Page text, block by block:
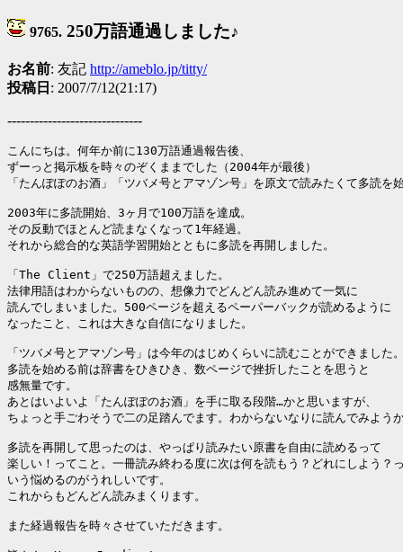
9765. 250万語通過しました♪
お名前: 友記 http://ameblo.jp/titty/
投稿日 : 2007/7/12(21:17)
------------------------------
こんにちは。何年か前に130万語通過報告後、
ずーっと掲示板を時々のぞくままでした（2004年が最後）
「たんぽぽのお酒」「ツバメ号とアマゾン号」を原文で読みたくて多読を
2003年に多読開始、3ヶ月で100万語を達成。
その反動でほとんど読まなくなって1年経過。
それから総合的な英語学習開始とともに多読を再開しました。
「The Client」で250万語超えました。
法律用語はわからないものの、想像力でどんどん読み進めて一気に
読んでしまいました。500ページを超えるペーパーバックが読めるように
なったこと、これは大きな自信になりました。
「ツバメ号とアマゾン号」は今年のはじめくらいに読むことができました
多読を始める前は辞書をひきひき、数ページで挫折したことを思うと
感無量です。
あとはいよいよ「たんぽぽのお酒」を手に取る段階…かと思いますが、
ちょっと手ごわそうで二の足踏んでます。わからないなりに読んでみよう
多読を再開して思ったのは、やっぱり読みたい原書を自由に読めるって
楽しい！ってこと。一冊読み終わる度に次は何を読もう？どれにしよう？
いう悩めるのがうれしいです。
これからもどんどん読みまくります。
また経過報告を時々させていただきます。